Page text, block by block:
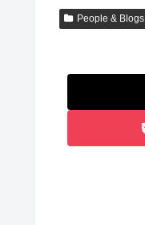
People & Blogs